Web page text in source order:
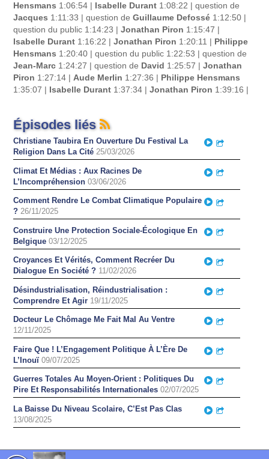
Hensmans 1:06:54 | Isabelle Durant 1:08:22 | question de
Jacques 1:11:33 | question deGuillaume Defossé 1:12:50 |
question du public 1:14:23 |Jonathan Piron 1:15:47 |
Isabelle Durant 1:16:22 |Jonathan Piron 1:20:11 | Philippe
Hensmans 1:20:40 | question du public 1:22:53 | question de
Jean-Marc 1:24:27 | question de David 1:25:57 |Jonathan
Piron 1:27:14 |Aude Merlin 1:27:36 | Philippe Hensmans
1:35:07 | Isabelle Durant 1:37:34 |Jonathan Piron 1:39:16 |
Épisodes liés
Christiane Taubira En Ouverture Du Festival La
Religion Dans La Cité 25/03/2026
Play
Climat Et Médias : Aux Racines De
L’Incompréhension 03/06/2026
Play
Comment Rendre Le Combat Climatique Populaire
? 26/11/2025
Play
Construire Une Protection Sociale-Écologique En
Belgique 03/12/2025
Play
Croyances Et Vérités, Comment Recréer Du
Dialogue En Société ? 11/02/2026
Play
Désindustrialisation, Réindustrialisation :
Comprendre Et Agir 19/11/2025
Play
Docteur Le Chômage Me Fait Mal Au Ventre
12/11/2025
Play
Faire Que ! L’Engagement Politique À L’Ère De
L’Inouï 09/07/2025
Play
Guerres Totales Au Moyen-Orient : Politiques Du
Pire Et Responsabilités Internationales 02/07/2025
Play
La Baisse Du Niveau Scolaire, C’Est Pas Clas
13/08/2025
Play